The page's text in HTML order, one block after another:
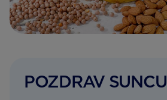
POZDRAV SUNCU